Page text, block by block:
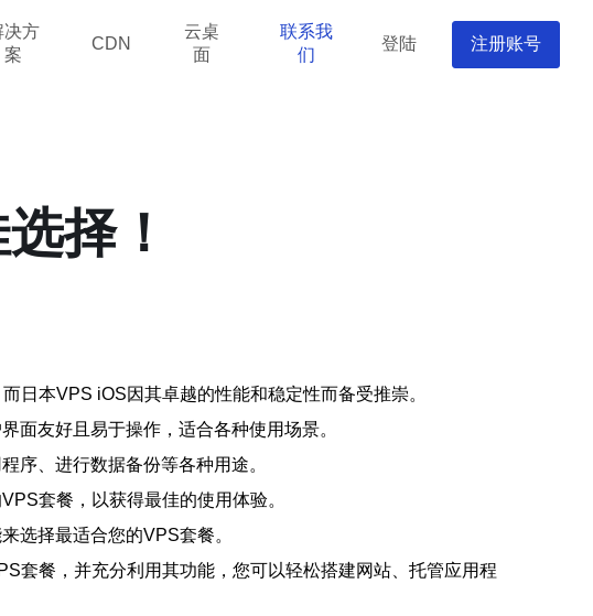
决方
案
CDN
云桌
面
联系我
们
登陆 注册账号
择！
日本VPS iOS因其卓越的性能和稳定性而备受推崇。
面友好且易于操作，适合各种使用场景。
序、进行数据备份等各种用途。
套餐，以获得最佳的使用体验。
选择最适合您的VPS套餐。
套餐，并充分利用其功能，您可以轻松搭建网站、托管应用程